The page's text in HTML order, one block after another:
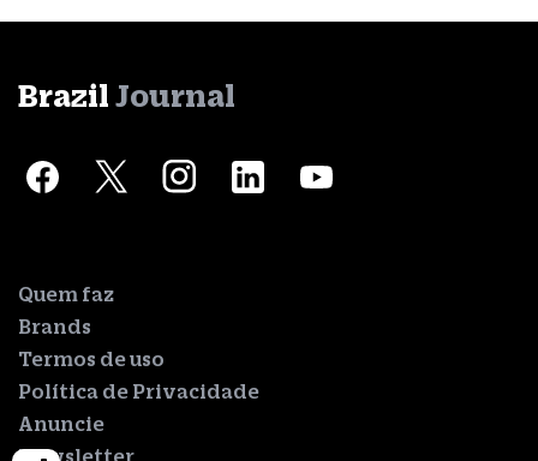
Brazil Journal
Quem faz
Brands
Termos de uso
Política de Privacidade
Anuncie
Newsletter